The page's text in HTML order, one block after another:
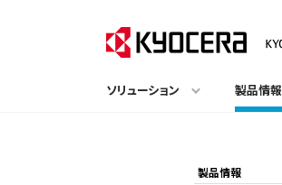
ソリューション 製品情報
製品情報